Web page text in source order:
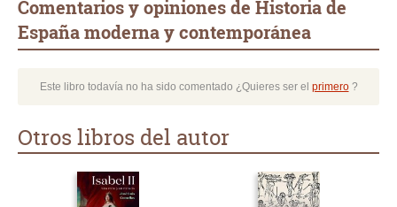
Comentarios y opiniones de Historia de
España moderna y contemporánea
Este libro todavía no ha sido comentado ¿Quieres ser el primero?
Otros libros del autor